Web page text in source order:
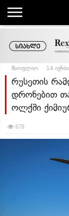
მსოფლიო 14
რუსეთის
დრონებით
ოლქში
678